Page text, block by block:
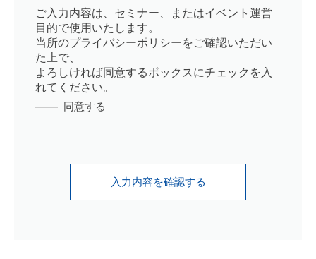
ご入力内容は、セミナー、またはイベント運営
目的で使用いたします。
当所のプライバシーポリシーをご確認いただい
た上で、
よろしければ同意するボックスにチェックを入
れてください。
同意する